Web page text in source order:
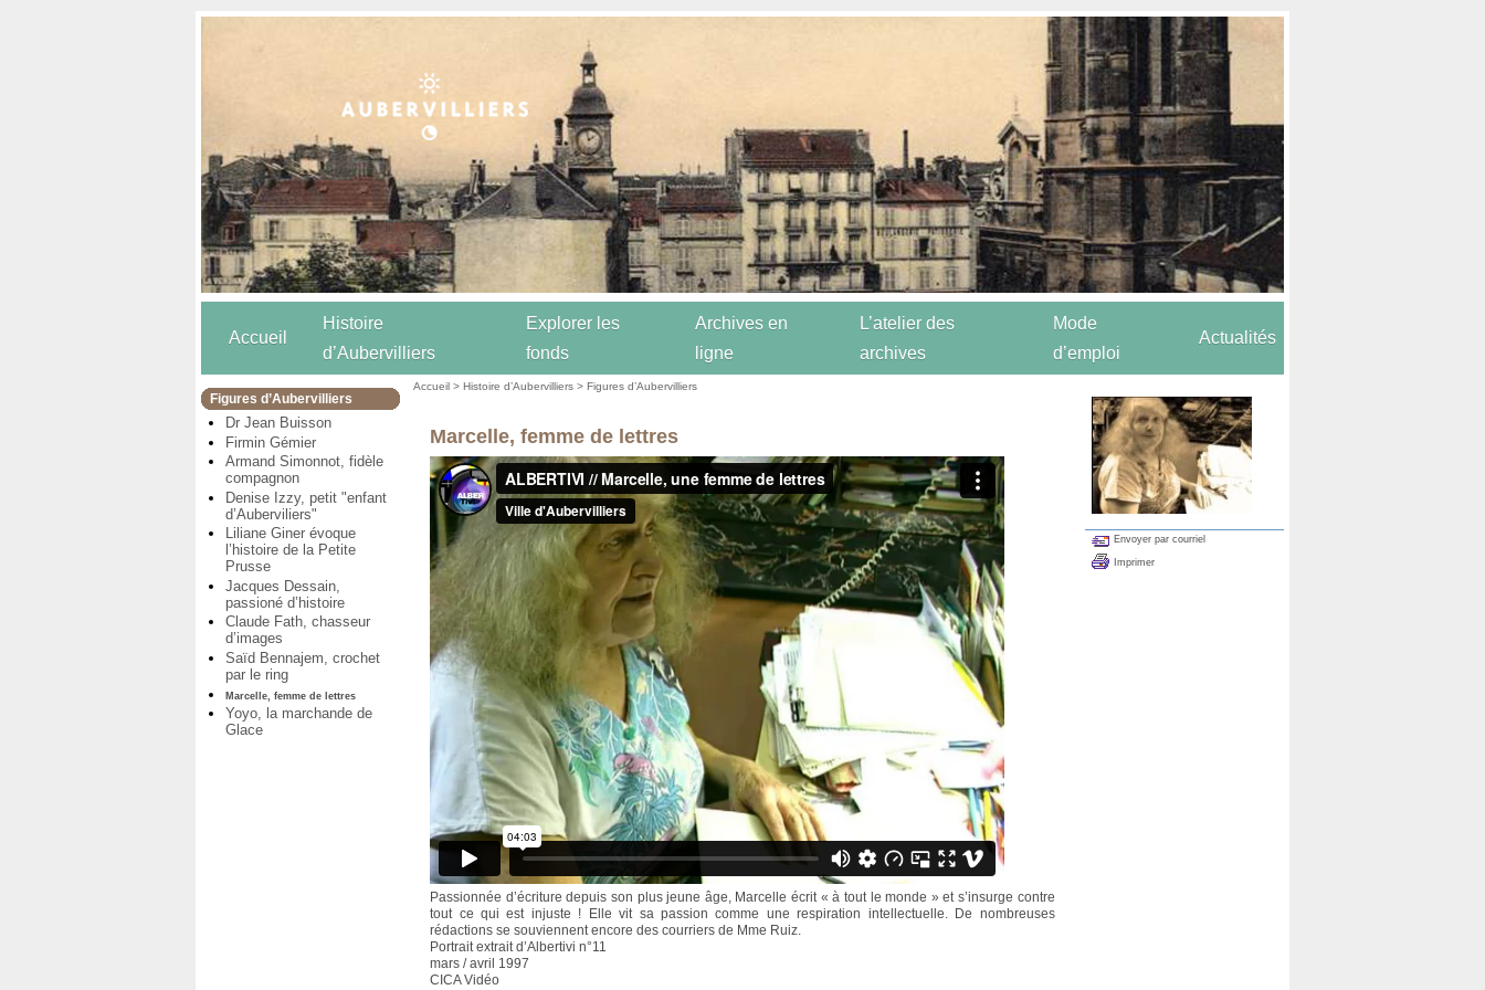
Accueil
Histoire
d’Aubervilliers
Explorer les
fonds
Archives en
ligne
L’atelier des
archives
Mode
d’emploi
Actualités
Figures d’Aubervilliers
Dr Jean Buisson
Firmin Gémier
Armand Simonnot, fidèle
compagnon
Denise Izzy, petit "enfant
d’Auberviliers"
Liliane Giner évoque
l’histoire de la Petite
Prusse
Jacques Dessain,
passioné d’histoire
Claude Fath, chasseur
d’images
Saïd Bennajem, crochet
par le ring
Marcelle, femme de lettres
Yoyo, la marchande de
Glace
Accueil >Histoire d’Aubervilliers>Figures d’Aubervilliers
Marcelle, femme de lettres
Passionnée d’écriture depuis son plus jeune âge, Marcelle écrit « à tout le monde » et s’insurge contre
tout ce qui est injuste ! Elle vit sa passion comme une respiration intellectuelle. De nombreuses
rédactions se souviennent encore des courriers de Mme Ruiz.
Portrait extrait d’Albertivi n°11
mars / avril 1997
CICA Vidéo
Envoyer par courriel
Imprimer